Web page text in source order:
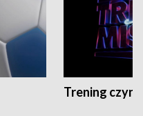
Trening czyni